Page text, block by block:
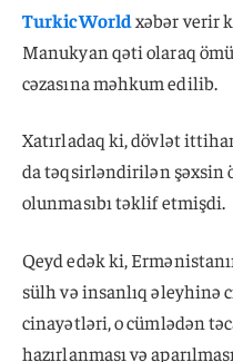
TurkicWorldxəbər verir
Manukyan qəti olaraq
cəzasına məhkum edilib.
Xatırladaq ki, dövlət
da təqsirləndirilən şəxsin
olunmasıbı təklif etmişdi.
Qeyd edək ki,
sülh və insanlıq əleyhinə
cinayətləri, o cümlədən
hazırlanması və